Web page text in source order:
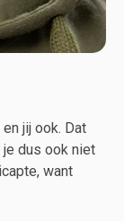
jij ook. Dat
dus ook niet
want